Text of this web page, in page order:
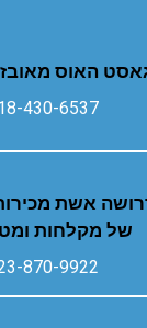
‬האוס‭ ‬מאובזר‭ ‬טרזנה
430-6537
אשת
של מקלחות
870-9922